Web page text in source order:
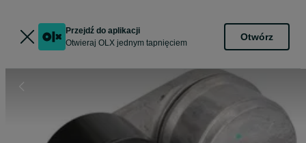
Przejdź do aplikacji
Otwieraj OLX jednym tapnięciem
Otwórz